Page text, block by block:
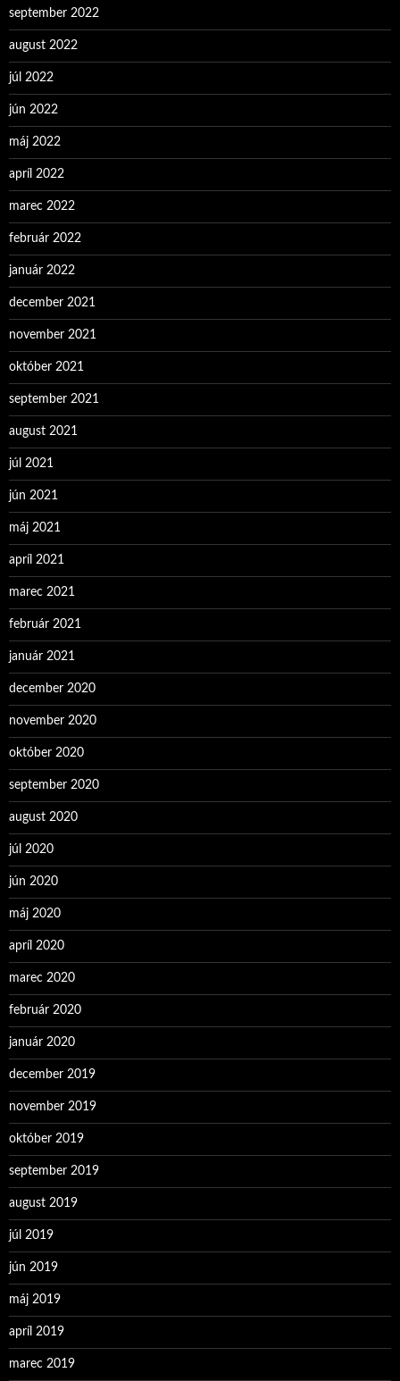
september 2022
august 2022
júl 2022
jún 2022
máj 2022
apríl 2022
marec 2022
február 2022
január 2022
december 2021
november 2021
október 2021
september 2021
august 2021
júl 2021
jún 2021
máj 2021
apríl 2021
marec 2021
február 2021
január 2021
december 2020
november 2020
október 2020
september 2020
august 2020
júl 2020
jún 2020
máj 2020
apríl 2020
marec 2020
február 2020
január 2020
december 2019
november 2019
október 2019
september 2019
august 2019
júl 2019
jún 2019
máj 2019
apríl 2019
marec 2019